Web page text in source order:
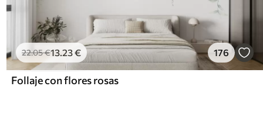
22.05€13.23€ 176
Follaje con flores rosas